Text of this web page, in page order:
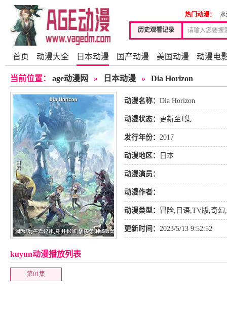
历史观看记录
热门动漫：
首页 动漫大全 日本动漫 国产动漫 美国动漫 动漫电
当前位置： age动漫网 » 日本动漫 » Dia Horizon
动漫名称： Dia Horizon
动漫状态： 更新至1集
发行年份： 2017
动漫地区： 日本
动漫演员：
动漫作者：
动漫类型： 冒险, 日语,TV版,奇幻,
更新时间： 2023/5/13 9:52:52
kuyun动漫播放列表
第01集